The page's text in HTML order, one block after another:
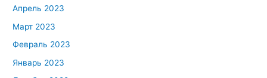
Апрель 2023
Март 2023
Февраль 2023
Январь 2023